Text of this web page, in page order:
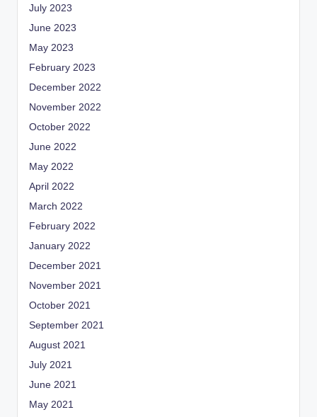
July 2023
June 2023
May 2023
February 2023
December 2022
November 2022
October 2022
June 2022
May 2022
April 2022
March 2022
February 2022
January 2022
December 2021
November 2021
October 2021
September 2021
August 2021
July 2021
June 2021
May 2021